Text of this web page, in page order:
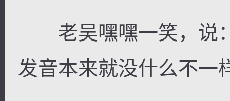
老吴嘿嘿一笑，说：“
发音本来就没什么不一